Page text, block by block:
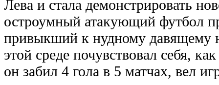
Лева и стала демонстрировать
остроумный атакующий футбол
привыкший к нудному давящему
этой среде почувствовал себя,
он забил 4 гола в 5 матчах, вел